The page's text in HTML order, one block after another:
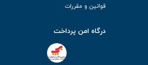
قوانین و مقررات
درگاه امن پرداخت